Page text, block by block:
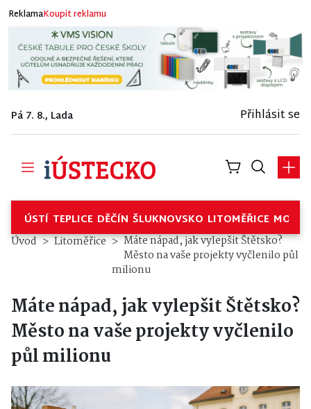
ReklamaKoupit reklamu
Pá 7. 8., Lada Přihlásit se
ÚSTÍ TEPLICE DĚČÍN ŠLUKNOVSKO LITOMĚŘICE
Úvod Litoměřice
Máte nápad, jak vylepšit Štětsko?
Město na vaše projekty vyčlenilo půl
milionu
Máte nápad, jak vylepšit Štětsko?
Město na vaše projekty vyčlenilo
půl milionu